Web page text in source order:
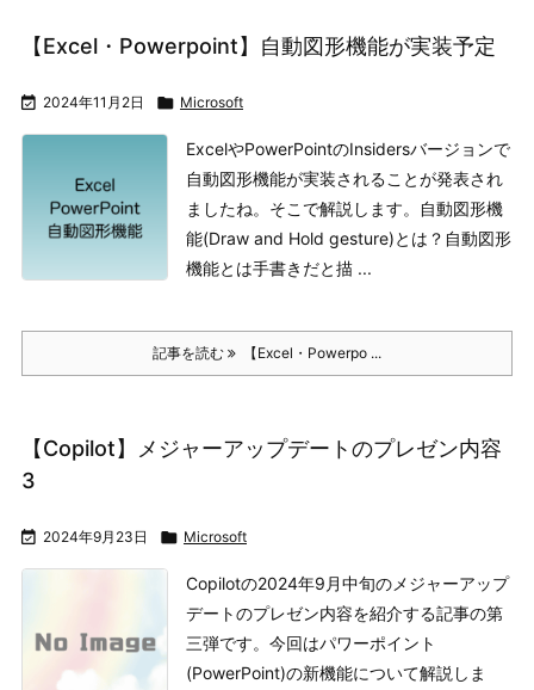
【Excel・Powerpoint】自動図形機能が実装予定
 2024年11月2日  Microsoft
ExcelやPowerPointのInsidersバージョンで
自動図形機能が実装されることが発表され
ましたね。そこで解説します。
自動図形機
能(Draw and Hold gesture)とは？ 自動図形
機能とは手書きだと描 ...
記事を読む 【Excel・Powerpo ...
【Copilot】メジャーアップデートのプレゼン内容
3
 2024年9月23日  Microsoft
Copilotの2024年9月中旬のメジャーアップ
デートのプレゼン内容を紹介する記事の第
三弾です。今回はパワーポイント
(PowerPoint)の新機能について解説しま